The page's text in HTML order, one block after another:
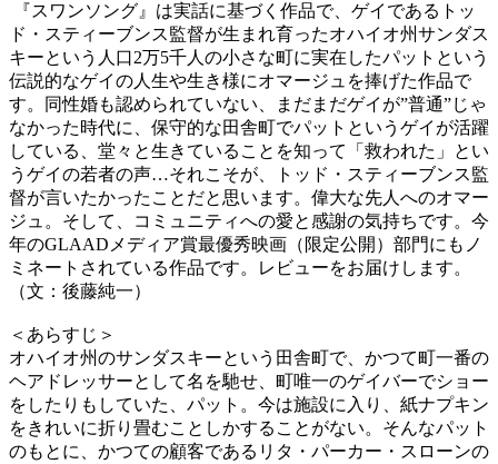
『スワンソング』は実話に基づく作品で、ゲイであるトッ
ド・スティーブンス監督が生まれ育ったオハイオ州サンダス
キーという人口2万5千人の小さな町に実在したパットという
伝説的なゲイの人生や生き様にオマージュを捧げた作品で
す。同性婚も認められていない、まだまだゲイが”普通”じゃ
なかった時代に、保守的な田舎町でパットというゲイが活躍
している、堂々と生きていることを知って「救われた」とい
うゲイの若者の声…それこそが、トッド・スティーブンス監
督が言いたかったことだと思います。偉大な先人へのオマー
ジュ。そして、コミュニティへの愛と感謝の気持ちです。今
年のGLAADメディア賞最優秀映画（限定公開）部門にもノ
ミネートされている作品です。レビューをお届けします。
（文：後藤純一）
＜あらすじ＞
オハイオ州のサンダスキーという田舎町で、かつて町一番の
ヘアドレッサーとして名を馳せ、町唯一のゲイバーでショー
をしたりもしていた、パット。今は施設に入り、紙ナプキン
をきれいに折り畳むことしかすることがない。そんなパット
のもとに、かつての顧客であるリタ・パーカー・スローンの